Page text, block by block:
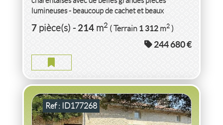
lumineuses - beaucoup de cachet et beaux
potentiels. Certaines pièces sont à...
7pièce(s)-214m2 ( Terrain1 312m2)
244 680 €
Ref : ID177268
VENTEMAISON VILLEFAGNAN(16240)
MAISON VILLEFAGNAN
7pièce(s)-228m2 ( Terrain2 273m2)